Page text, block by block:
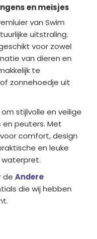
en meisjes
van Swim
uitstraling.
voor zowel
van dieren en
te
zonnehoedje uit
stijlvolle en veilige
en peuters. Met
comfort, design
en leuke
waterpret.
de Andere
die wij hebben